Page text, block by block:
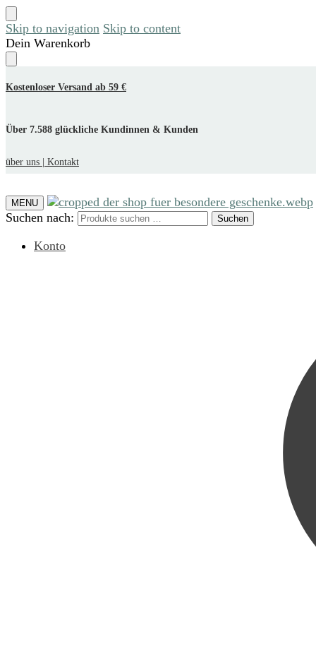
Skip to navigation Skip to content
Dein Warenkorb
Kostenloser Versand ab 59 €
Über 7.588 glückliche Kundinnen & Kunden
über uns | Kontakt
MENU
Suchen nach: Suchen
Konto